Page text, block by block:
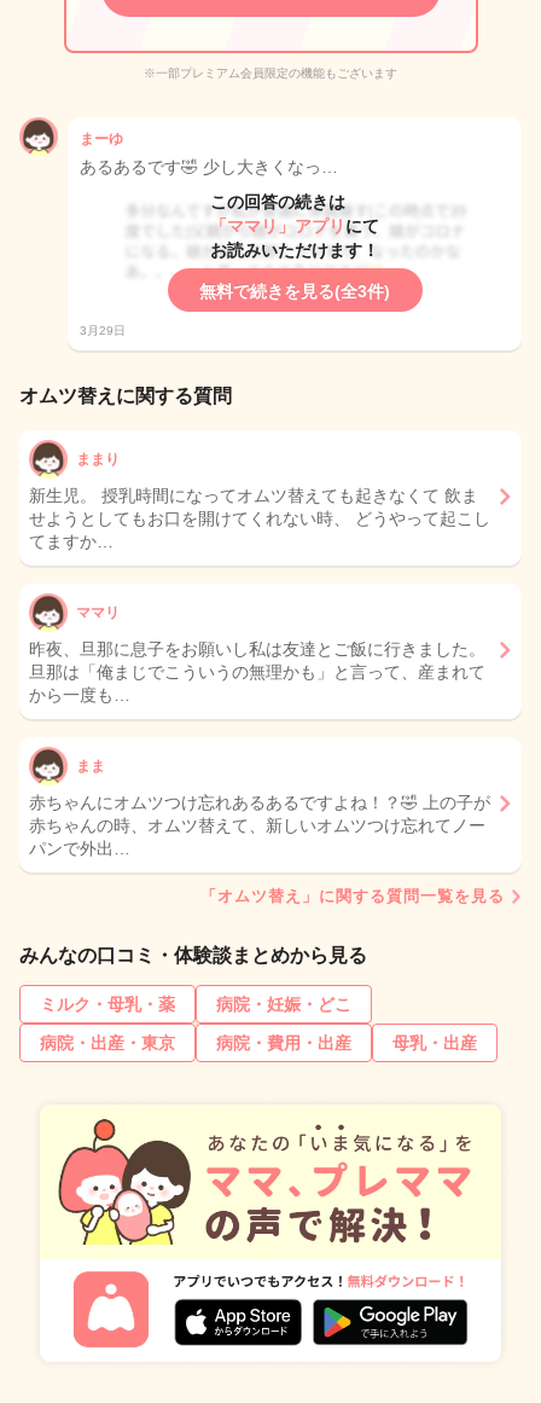
※一部プレミアム会員限定の機能もございます
まーゆ
あるあるです🤣 少し大きくなっ…
この回答の続きは
「ママリ」アプリ にて
お読みいただけます！
無料で続きを見る(全3件)
3月29日
オムツ替えに関する質問
ままり
新生児。 授乳時間になってオムツ替えても起きなくて 飲ま
せようとしてもお口を開けてくれない時、 どうやって起こし
てますか…
ママリ
昨夜、旦那に息子をお願いし私は友達とご飯に行きました。
旦那は「俺まじでこういうの無理かも」と言って、産まれて
から一度も…
まま
赤ちゃんにオムツつけ忘れあるあるですよね！？🤣 上の子が
赤ちゃんの時、オムツ替えて、新しいオムツつけ忘れてノー
パンで外出…
「オムツ替え」に関する質問一覧を見る
みんなの口コミ・体験談まとめから見る
ミルク・母乳・薬
病院・妊娠・どこ
病院・出産・東京
病院・費用・出産 母乳・出産